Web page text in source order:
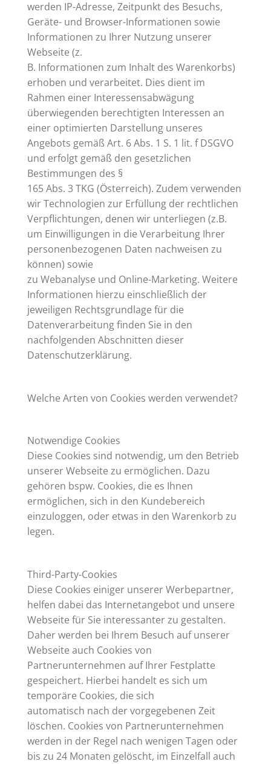
werden IP-Adresse, Zeitpunkt des Besuchs,
Geräte- und Browser-Informationen sowie
Informationen zu Ihrer Nutzung unserer
Webseite (z.
B. Informationen zum Inhalt des Warenkorbs)
erhoben und verarbeitet. Dies dient im
Rahmen einer Interessensabwägung
überwiegenden berechtigten Interessen an
einer optimierten Darstellung unseres
Angebots gemäß Art. 6 Abs. 1 S. 1 lit. f DSGVO
und erfolgt gemäß den gesetzlichen
Bestimmungen des §
165 Abs. 3 TKG (Österreich). Zudem verwenden
wir Technologien zur Erfüllung der rechtlichen
Verpflichtungen, denen wir unterliegen (z.B.
um Einwilligungen in die Verarbeitung Ihrer
personenbezogenen Daten nachweisen zu
können) sowie
zu Webanalyse und Online-Marketing. Weitere
Informationen hierzu einschließlich der
jeweiligen Rechtsgrundlage für die
Datenverarbeitung finden Sie in den
nachfolgenden Abschnitten dieser
Datenschutzerklärung.
Welche Arten von Cookies werden verwendet?
Notwendige Cookies
Diese Cookies sind notwendig, um den Betrieb
unserer Webseite zu ermöglichen. Dazu
gehören bspw. Cookies, die es Ihnen
ermöglichen, sich in den Kundebereich
einzuloggen, oder etwas in den Warenkorb zu
legen.
Third-Party-Cookies
Diese Cookies einiger unserer Werbepartner,
helfen dabei das Internetangebot und unsere
Webseite für Sie interessanter zu gestalten.
Daher werden bei Ihrem Besuch auf unserer
Webseite auch Cookies von
Partnerunternehmen auf Ihrer Festplatte
gespeichert. Hierbei handelt es sich um
temporäre Cookies, die sich
automatisch nach der vorgegebenen Zeit
löschen. Cookies von Partnerunternehmen
werden in der Regel nach wenigen Tagen oder
bis zu 24 Monaten gelöscht, im Einzelfall auch